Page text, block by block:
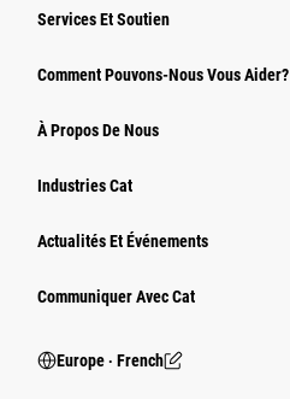
Services Et Soutien
Comment Pouvons-Nous Vous Aider?
À Propos De Nous
Industries Cat
Actualités Et Événements
Communiquer Avec Cat
Europe ‧ French